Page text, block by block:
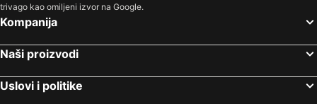
trivago kao omiljeni izvor na Google.
Kompanija
Naši proizvodi
Uslovi i politike